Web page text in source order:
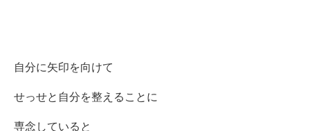
自分に矢印を向けて
せっせと自分を整えることに
専念していると